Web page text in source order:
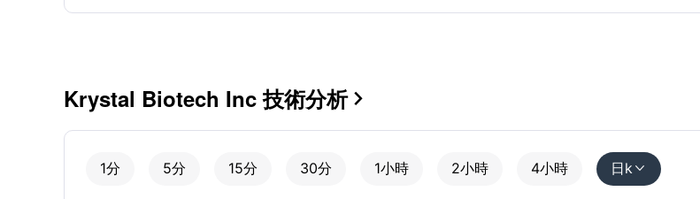
Krystal Biotech Inc 技術分析 
1分 5分 15分 30分 1小時 2小時 4小時 日k